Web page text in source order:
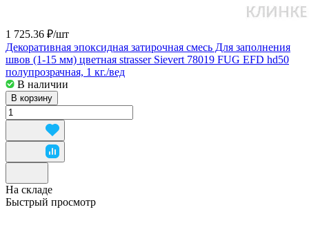
1 725.36 ₽/шт
Декоративная эпоксидная затирочная смесь Для заполнения
швов (1-15 мм) цветная strasser Sievert 78019 FUG EFD hd50
полупрозрачная, 1 кг./вед
В наличии
В корзину
На складе
Быстрый просмотр